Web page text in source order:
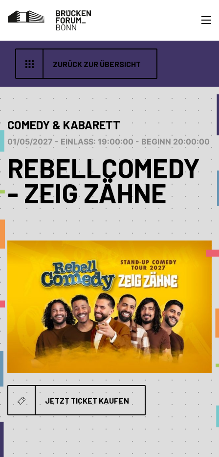
ZURÜCK ZUR ÜBERSICHT
COMEDY & KABARETT
01/05/2027 - EINLASS: 19:00:00 - BEGINN 20:00:00
REBELLCOMEDY
- ZEIG ZÄHNE
JETZT TICKET KAUFEN